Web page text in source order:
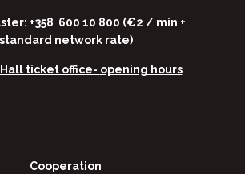
+358 600 10 800 (€2 / min +
standard network rate)
ticket office- opening hours
Cooperation